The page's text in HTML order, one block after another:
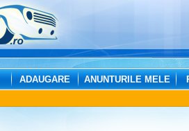
ADAUGARE ANUNTURILE MELE